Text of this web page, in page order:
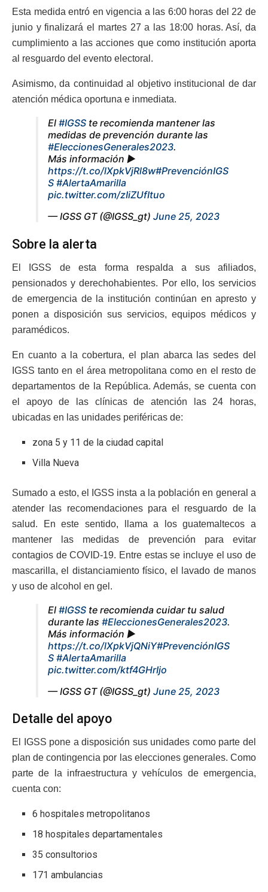
Esta medida entró en vigencia a las 6:00 horas del 22 de
junio y finalizará el martes 27 a las 18:00 horas. Así, da
cumplimiento a las acciones que como institución aporta
al resguardo del evento electoral.
Asimismo, da continuidad al objetivo institucional de dar
atención médica oportuna e inmediata.
El #IGSS te recomienda mantener las
medidas de prevención durante las
#EleccionesGenerales2023.
Más información ►
https://t.co/lXpkVjRl8w#PrevenciónIGS
S #AlertaAmarilla
pic.twitter.com/zIiZUfItuo
— IGSS GT (@IGSS_gt) June 25, 2023
Sobre la alerta
El IGSS de esta forma respalda a sus afiliados,
pensionados y derechohabientes. Por ello, los servicios
de emergencia de la institución continúan en apresto y
ponen a disposición sus servicios, equipos médicos y
paramédicos.
En cuanto a la cobertura, el plan abarca las sedes del
IGSS tanto en el área metropolitana como en el resto de
departamentos de la República. Además, se cuenta con
el apoyo de las clínicas de atención las 24 horas,
ubicadas en las unidades periféricas de:
zona 5 y 11 de la ciudad capital
Villa Nueva
Sumado a esto, el IGSS insta a la población en general a
atender las recomendaciones para el resguardo de la
salud. En este sentido, llama a los guatemaltecos a
mantener las medidas de prevención para evitar
contagios de COVID-19. Entre estas se incluye el uso de
mascarilla, el distanciamiento físico, el lavado de manos
y uso de alcohol en gel.
El #IGSS te recomienda cuidar tu salud
durante las #EleccionesGenerales2023.
Más información ►
https://t.co/lXpkVjQNiY#PrevenciónIGS
S #AlertaAmarilla
pic.twitter.com/ktf4GHrIjo
— IGSS GT (@IGSS_gt) June 25, 2023
Detalle del apoyo
El IGSS pone a disposición sus unidades como parte del
plan de contingencia por las elecciones generales. Como
parte de la infraestructura y vehículos de emergencia,
cuenta con:
6 hospitales metropolitanos
18 hospitales departamentales
35 consultorios
171 ambulancias